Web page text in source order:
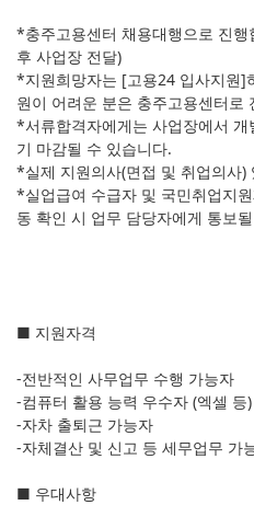
*충주고용센터 채용대행으로 진
후 사업장 전달)
*지원희망자는 [고용24 입사지원]
원이 어려운 분은 충주고용센터로
*서류합격자에게는 사업장에서
기 마감될 수 있습니다.
*실제 지원의사(면접 및 취업의사)
*실업급여 수급자 및 국민취업지
동 확인 시 업무 담당자에게 통보
■ 지원자격
-전반적인 사무업무 수행 가능자
-컴퓨터 활용 능력 우수자 (엑셀 등)
-자차 출퇴근 가능자
-자체결산 및 신고 등 세무업무 가
■ 우대사항